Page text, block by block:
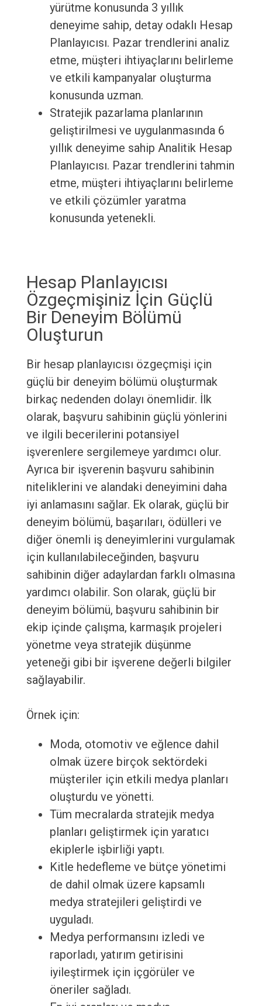
yürütme konusunda 3 yıllık
deneyime sahip, detay odaklı Hesap
Planlayıcısı. Pazar trendlerini analiz
etme, müşteri ihtiyaçlarını belirleme
ve etkili kampanyalar oluşturma
konusunda uzman.
Stratejik pazarlama planlarının
geliştirilmesi ve uygulanmasında 6
yıllık deneyime sahip Analitik Hesap
Planlayıcısı. Pazar trendlerini tahmin
etme, müşteri ihtiyaçlarını belirleme
ve etkili çözümler yaratma
konusunda yetenekli.
Hesap Planlayıcısı
Özgeçmişiniz İçin Güçlü
Bir Deneyim Bölümü
Oluşturun
Bir hesap planlayıcısı özgeçmişi için
güçlü bir deneyim bölümü oluşturmak
birkaç nedenden dolayı önemlidir. İlk
olarak, başvuru sahibinin güçlü yönlerini
ve ilgili becerilerini potansiyel
işverenlere sergilemeye yardımcı olur.
Ayrıca bir işverenin başvuru sahibinin
niteliklerini ve alandaki deneyimini daha
iyi anlamasını sağlar. Ek olarak, güçlü bir
deneyim bölümü, başarıları, ödülleri ve
diğer önemli iş deneyimlerini vurgulamak
için kullanılabileceğinden, başvuru
sahibinin diğer adaylardan farklı olmasına
yardımcı olabilir. Son olarak, güçlü bir
deneyim bölümü, başvuru sahibinin bir
ekip içinde çalışma, karmaşık projeleri
yönetme veya stratejik düşünme
yeteneği gibi bir işverene değerli bilgiler
sağlayabilir.
Örnek için:
Moda, otomotiv ve eğlence dahil
olmak üzere birçok sektördeki
müşteriler için etkili medya planları
oluşturdu ve yönetti.
Tüm mecralarda stratejik medya
planları geliştirmek için yaratıcı
ekiplerle işbirliği yaptı.
Kitle hedefleme ve bütçe yönetimi
de dahil olmak üzere kapsamlı
medya stratejileri geliştirdi ve
uyguladı.
Medya performansını izledi ve
raporladı, yatırım getirisini
iyileştirmek için içgörüler ve
öneriler sağladı.